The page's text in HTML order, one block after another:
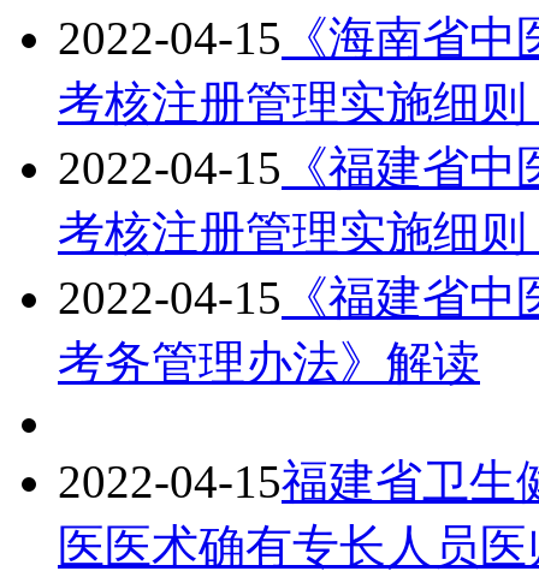
2022-04-15 《海南省
考核注册管理实施细
2022-04-15 《福建省
考核注册管理实施细
2022-04-15 《福建省
考务管理办法》解读
2022-04-15福建省卫生
医医术确有专长人员